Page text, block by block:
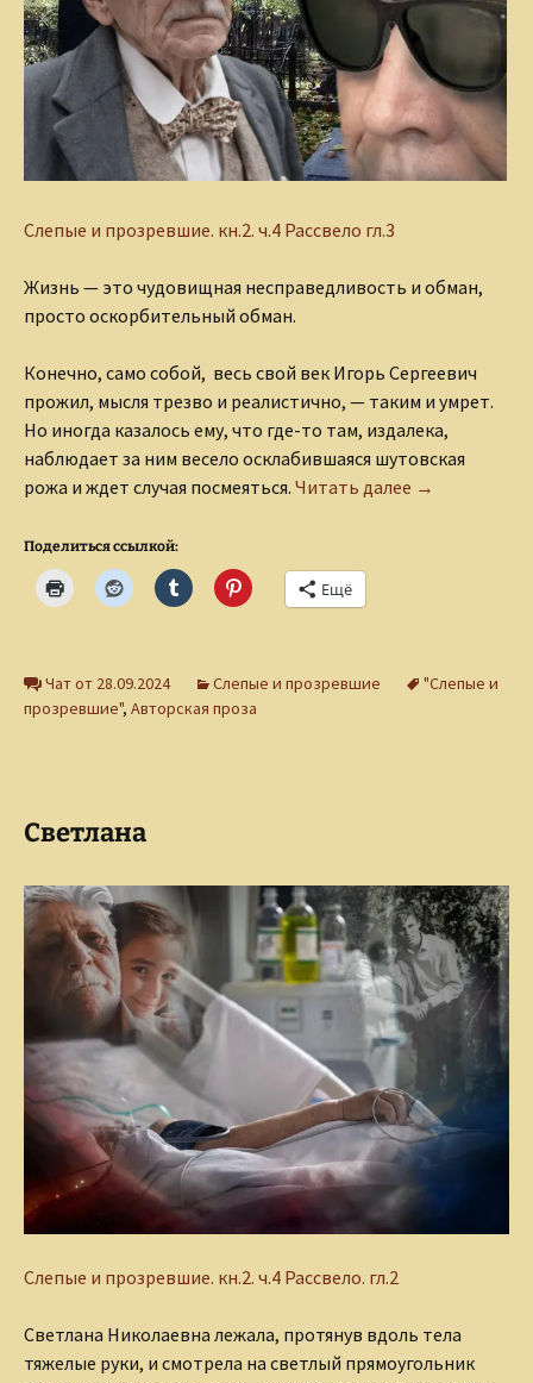
Слепые и прозревшие. кн.2. ч.4 Рассвело гл.3
Жизнь — это чудовищная несправедливость и обман,
просто оскорбительный обман.
Конечно, само собой, весь свой век Игорь Сергеевич
прожил, мысля трезво и реалистично, — таким и умрет.
Но иногда казалось ему, что где-то там, издалека,
наблюдает за ним весело осклабившаяся шутовская
рожа и ждет случая посмеяться. Читать далее Игорь
→
Поделиться ссылкой:
Ещё
Чат от 28.09.2024 Слепые и прозревшие
"Слепые и
прозревшие", Авторская проза
Светлана
Слепые и прозревшие. кн.2. ч.4 Рассвело. гл.2
Светлана Николаевна лежала, протянув вдоль тела
тяжелые руки, и смотрела на светлый прямоугольник